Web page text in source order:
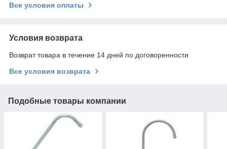
Все условия оплаты
Условия возврата
Возврат товара в течение 14 дней по договоренности
Все условия возврата
Подобные товары компании